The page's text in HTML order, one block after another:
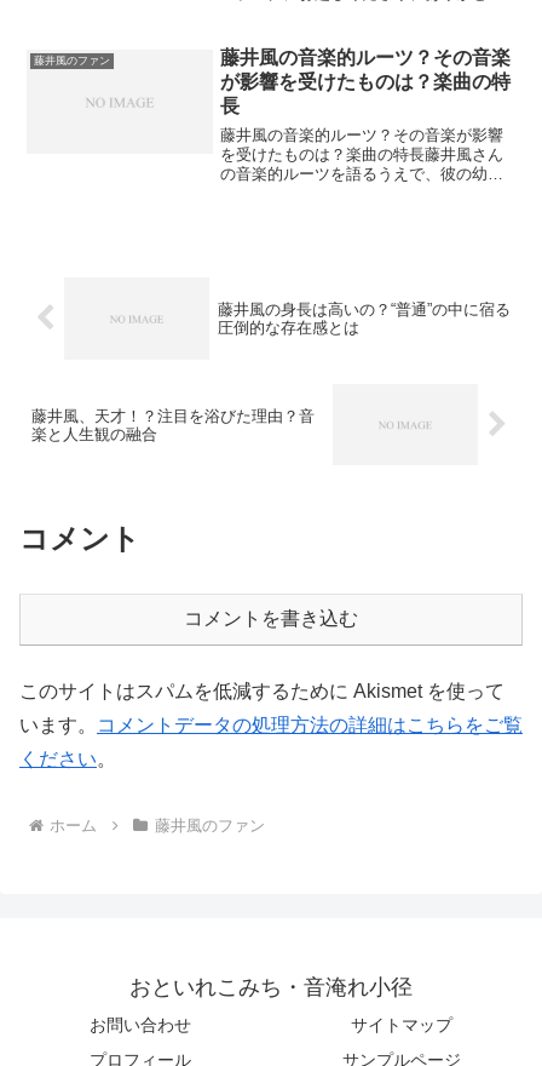
いと思います。風さんといえば、ゆった
りした服装やナチュラル...
藤井風のファン
藤井風の音楽的ルーツ？その音楽
が影響を受けたものは？楽曲の特
長
藤井風の音楽的ルーツ？その音楽が影響
を受けたものは？楽曲の特長藤井風さん
の音楽的ルーツを語るうえで、彼の幼少
藤井風の身長は高いの？“普通”の中に宿る
圧倒的な存在感とは
藤井風、天才！？注目を浴びた理由？音
楽と人生観の融合
コメント
コメントを書き込む
このサイトはスパムを低減するために Akismet を使って
います。
コメントデータの処理方法の詳細はこちらをご覧
ください。
ホーム 藤井風のファン
おといれこみち・音淹れ小径
お問い合わせ
サイトマップ
プロフィール
サンプルページ